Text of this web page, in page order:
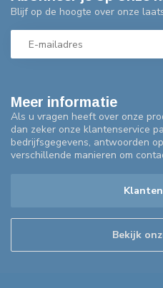
Meer informatie
Als u vragen heeft over onze
dan zeker onze klantenservice
bedrijfsgegevens, antwoorden
verschillende manieren om
Bekijk
Blijf op de hoogte over onze